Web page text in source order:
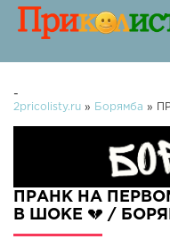
-
2pricolisty.ru » Борямба »
ПРАНК НА
В ШОКЕ 💔 /